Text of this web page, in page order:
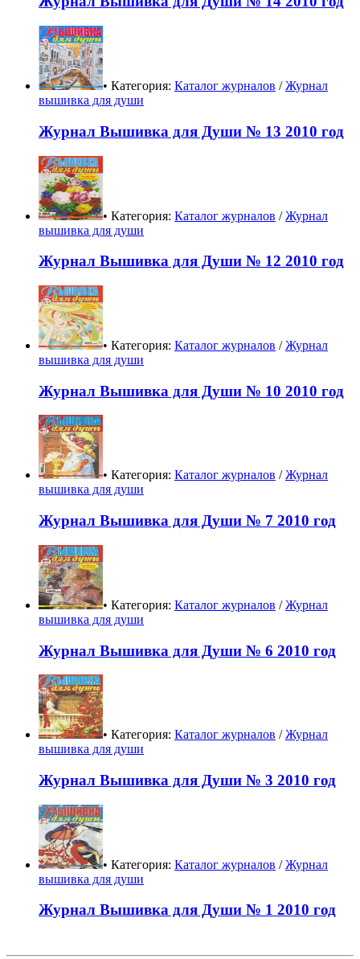
• Категория: Каталог журналов /Журнал
вышивка для души
Журнал Вышивка для Души № 13 2010 год
• Категория: Каталог журналов /Журнал
вышивка для души
Журнал Вышивка для Души № 12 2010 год
• Категория: Каталог журналов /Журнал
вышивка для души
Журнал Вышивка для Души № 10 2010 год
• Категория: Каталог журналов /Журнал
вышивка для души
Журнал Вышивка для Души № 7 2010 год
• Категория: Каталог журналов /Журнал
вышивка для души
Журнал Вышивка для Души № 6 2010 год
• Категория: Каталог журналов /Журнал
вышивка для души
Журнал Вышивка для Души № 3 2010 год
• Категория: Каталог журналов /Журнал
вышивка для души
Журнал Вышивка для Души № 1 2010 год